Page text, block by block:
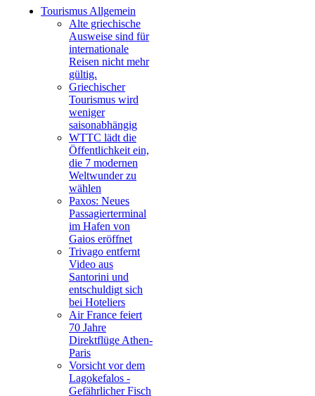
Tourismus Allgemein
Alte griechische
Ausweise sind für
internationale
Reisen nicht mehr
gültig.
Griechischer
Tourismus wird
weniger
saisonabhängig
WTTC lädt die
Öffentlichkeit ein,
die 7 modernen
Weltwunder zu
wählen
Paxos: Neues
Passagierterminal
im Hafen von
Gaios eröffnet
Trivago entfernt
Video aus
Santorini und
entschuldigt sich
bei Hoteliers
Air France feiert
70 Jahre
Direktflüge Athen-
Paris
Vorsicht vor dem
Lagokefalos -
Gefährlicher Fisch